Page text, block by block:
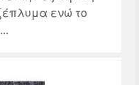
ενώ το